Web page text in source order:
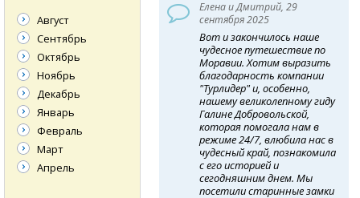
Елена и Дмитрий, 29
сентября 2025
Вот и закончилось наше
чудесное путешествие по
Моравии. Хотим выразить
благодарность компании
"Турлидер" и, особенно,
нашему великолепному гиду
Галине Добровольской,
которая помогала нам в
режиме 24/7, влюбила нас в
чудесный край, познакомила
с его историей и
сегодняшним днем. Мы
посетили старинные замки
Август
Сентябрь
Октябрь
Ноябрь
Декабрь
Январь
Февраль
Март
Апрель